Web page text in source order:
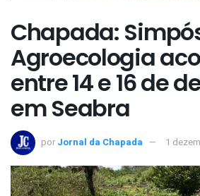
Chapada:
Agroecologia
entre 14 e 16 de
em Seabra
por Jornal da Chapada 1